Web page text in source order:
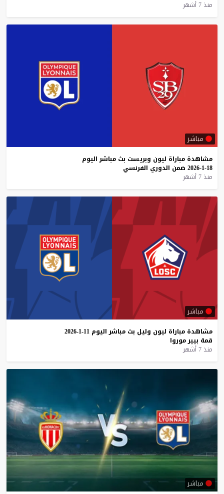
منذ 7 أشهر
مباشر
مشاهدة مباراة ليون وبريست بث مباشر اليوم
18-1-2026
ضمن الدوري الفرنسي
منذ 7 أشهر
مباشر
مشاهدة مباراة ليون وليل بث مباشر اليوم 11-1-2026
قمة بييرموروا
منذ 7 أشهر
مباشر